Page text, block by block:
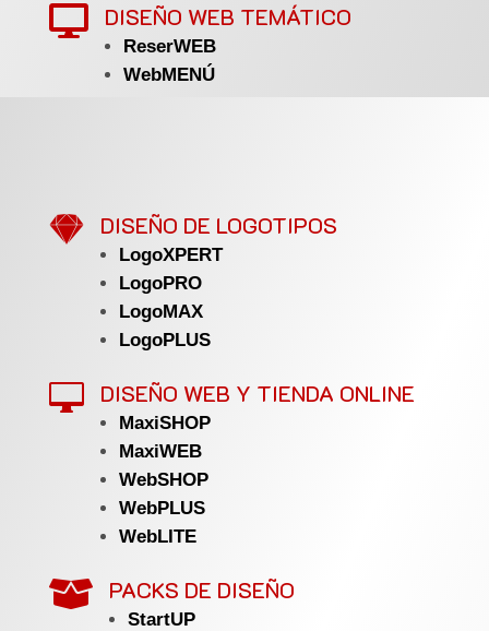
 DISEÑO WEB TEMÁTICO
ReserWEB
WebMENÚ
 DISEÑO DE LOGOTIPOS
LogoXPERT
LogoPRO
LogoMAX
LogoPLUS
 DISEÑO WEB Y TIENDA ONLINE
MaxiSHOP
MaxiWEB
WebSHOP
WebPLUS
WebLITE
 PACKS DE DISEÑO
StartUP